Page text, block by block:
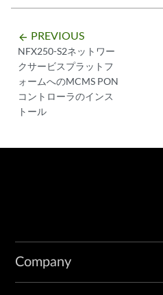
arrow_backward PREVIOUS
NFX250-S2ネットワー
クサービスプラットフ
ォームへのMCMS PON
コントローラのインス
トール
Company